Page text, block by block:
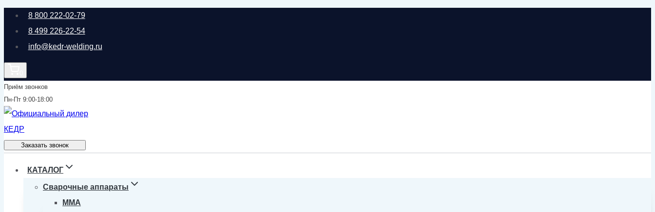
Перейти
содержимому
8 800 222-02-79
8 499 226-22-54
info@kedr-welding.ru
Приём звонков
Пн-Пт 9:00-18:00
Заказать звонок
КАТАЛОГ
Сварочные аппараты
MMA